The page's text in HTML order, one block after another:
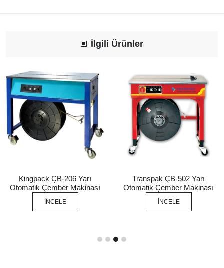
İlgili Ürünler
Kingpack ÇB-206 Yarı
Otomatik Çember Makinası
İNCELE
Transpak ÇB-502 Yarı
Otomatik Çember Makinası
İNCELE